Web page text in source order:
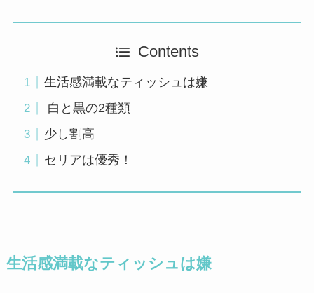
Contents
生活感満載なティッシュは嫌
白と黒の2種類
少し割高
セリアは優秀！
生活感満載なティッシュは嫌